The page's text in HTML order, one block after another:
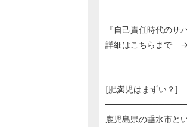
『自己責任時代のサ
詳細はこちらまで
[肥満児はま
鹿児島県の垂水市と